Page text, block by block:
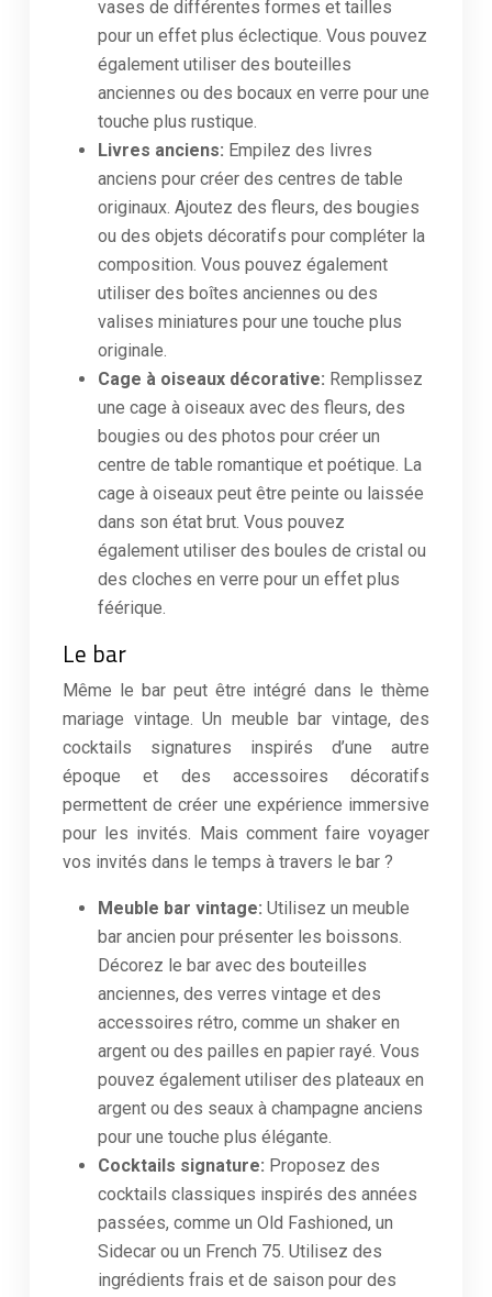
vases de différentes formes et tailles
pour un effet plus éclectique. Vous pouvez
également utiliser des bouteilles
anciennes ou des bocaux en verre pour une
touche plus rustique.
Livres anciens: Empilez des livres
anciens pour créer des centres de table
originaux. Ajoutez des fleurs, des bougies
ou des objets décoratifs pour compléter la
composition. Vous pouvez également
utiliser des boîtes anciennes ou des
valises miniatures pour une touche plus
originale.
Cage à oiseaux décorative: Remplissez
une cage à oiseaux avec des fleurs, des
bougies ou des photos pour créer un
centre de table romantique et poétique. La
cage à oiseaux peut être peinte ou laissée
dans son état brut. Vous pouvez
également utiliser des boules de cristal ou
des cloches en verre pour un effet plus
féérique.
Le bar
Même le bar peut être intégré dans le thème
mariage vintage. Un meuble bar vintage, des
cocktails signatures inspirés d’une autre
époque et des accessoires décoratifs
permettent de créer une expérience immersive
pour les invités. Mais comment faire voyager
vos invités dans le temps à travers le bar ?
Meuble bar vintage: Utilisez un meuble
bar ancien pour présenter les boissons.
Décorez le bar avec des bouteilles
anciennes, des verres vintage et des
accessoires rétro, comme un shaker en
argent ou des pailles en papier rayé. Vous
pouvez également utiliser des plateaux en
argent ou des seaux à champagne anciens
pour une touche plus élégante.
Cocktails signature: Proposez des
cocktails classiques inspirés des années
passées, comme un Old Fashioned, un
Sidecar ou un French 75. Utilisez des
ingrédients frais et de saison pour des